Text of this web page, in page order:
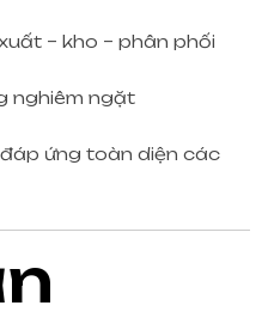
– kho – phân phối
nghiêm ngặt
đáp ứng toàn diện các